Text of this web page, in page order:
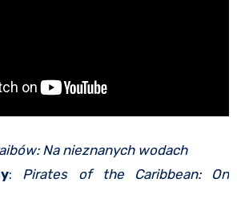
Na nieznanych wodach
: Pirates of the Caribbean: On